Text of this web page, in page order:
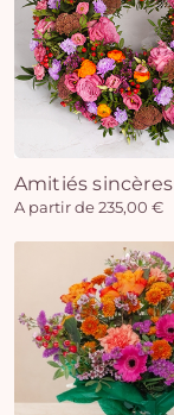
Amitiés sincères
A partir de 235,00 €